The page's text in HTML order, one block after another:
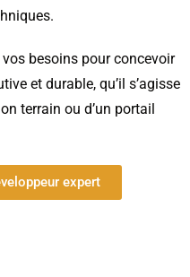
besoins pour concevoir
et durable, qu’il s’agisse
terrain ou d’un portail
expert